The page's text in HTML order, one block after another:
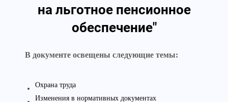
на льготное пенсионное
обеспечение"
В документе освещены следующие темы:
Охрана труда
Изменения в нормативных документах